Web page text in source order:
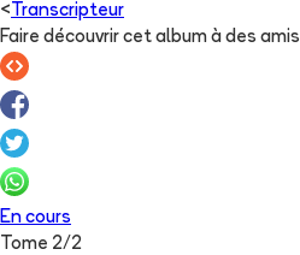
< Transcripteur
Faire découvrir cet album à des amis
En cours
Tome 2/2